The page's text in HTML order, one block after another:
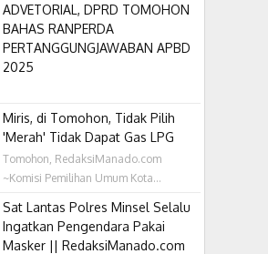
ADVETORIAL, DPRD TOMOHON
BAHAS RANPERDA
PERTANGGUNGJAWABAN APBD
2025
Miris, di Tomohon, Tidak Pilih
'Merah' Tidak Dapat Gas LPG
Tomohon, RedaksiManado.com
~Komisi Pemilihan Umum Kota...
Sat Lantas Polres Minsel Selalu
Ingatkan Pengendara Pakai
Masker || RedaksiManado.com